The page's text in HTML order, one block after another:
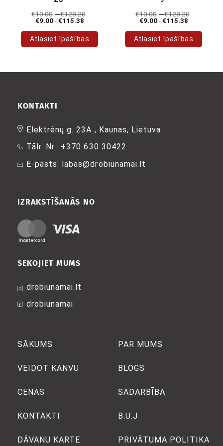
€10.00 -€128.20
€9.00-€115.38
Atlasiet īpašības
ir
izvēlēties
produkta
lapā
€10.00 -€128.20
€9.00-€115.38
Atlasiet īpašības
ir
SĀKUMS
VEIDOT KANVU
CENAS
KONTAKTI
DĀVANU KARTE
PAR MUMS
BLOGS
SADARBĪBA
B.U.J
PRIVĀTUMA POLITIKA
SEKOJIET MUMS
drobiunamai.lt
drobiunamai
IZRAKSTĪŠANĀS NO
KONTAKTI
Elektrėnų g. 23A , Kaunas, Lietuva
Tālr. Nr.: +370 630 30422
E-pasts: labas@drobiunamai.lt